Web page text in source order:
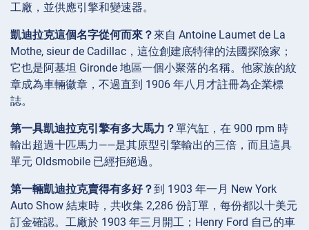
工廠，並供應引擎和變速器。
凱迪拉克這個名字從何而來？ 來自 Antoine Laumet de La
Mothe, sieur de Cadillac，這位創建底特律的法國探險家；
它也是阿基坦 Gironde 地區一個小聚落的名稱。他家族的紋
章成為車輛徽章，不過直到 1906 年八月才註冊為企業標
誌。
第一具凱迪拉克引擎有多大馬力？單汽缸，在 900 rpm 時
輸出超過十匹馬力——是其原型引擎輸出的三倍，而且這具
單元 Oldsmobile 已經拒絕過。
第一輛凱迪拉克賣得有多好？到 1903 年一月 New York
Auto Show 結束時，共收集 2,286 份訂單，每份都以十美元
訂金確認。工廠於 1903 年三月開工；Henry Ford 自己的車